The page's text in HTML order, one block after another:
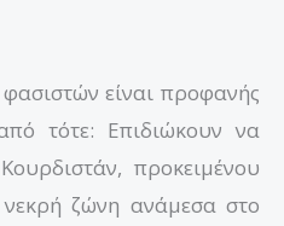
είναι προφανής
τότε: Επιδιώκουν να
προκειμένου
ζώνη ανάμεσα στο